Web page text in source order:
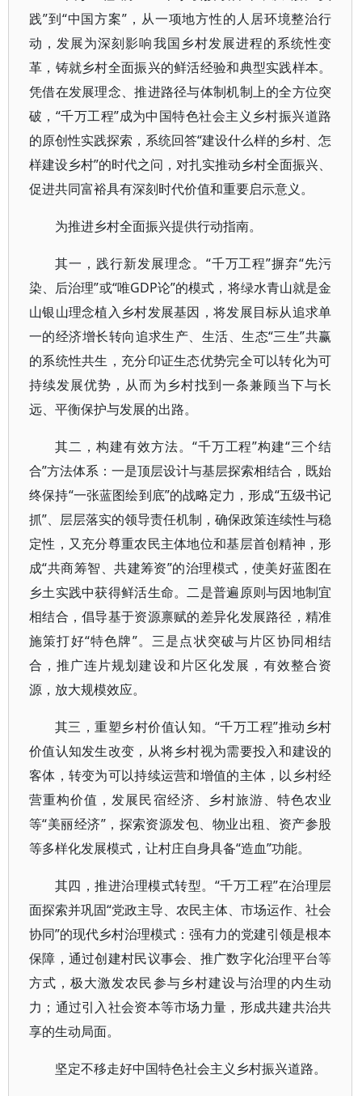
践”到“中国方案”，从一项地方性的人居环境整治行
动，发展为深刻影响我国乡村发展进程的系统性变
革，铸就乡村全面振兴的鲜活经验和典型实践样本。
凭借在发展理念、推进路径与体制机制上的全方位突
破，“千万工程”成为中国特色社会主义乡村振兴道路
的原创性实践探索，系统回答“建设什么样的乡村、怎
样建设乡村”的时代之问，对扎实推动乡村全面振兴、
促进共同富裕具有深刻时代价值和重要启示意义。
为推进乡村全面振兴提供行动指南。
其一，践行新发展理念。“千万工程”摒弃“先污
染、后治理”或“唯GDP论”的模式，将绿水青山就是金
山银山理念植入乡村发展基因，将发展目标从追求单
一的经济增长转向追求生产、生活、生态“三生”共赢
的系统性共生，充分印证生态优势完全可以转化为可
持续发展优势，从而为乡村找到一条兼顾当下与长
远、平衡保护与发展的出路。
其二，构建有效方法。“千万工程”构建“三个结
合”方法体系：一是顶层设计与基层探索相结合，既始
终保持“一张蓝图绘到底”的战略定力，形成“五级书记
抓”、层层落实的领导责任机制，确保政策连续性与稳
定性，又充分尊重农民主体地位和基层首创精神，形
成“共商筹智、共建筹资”的治理模式，使美好蓝图在
乡土实践中获得鲜活生命。二是普遍原则与因地制宜
相结合，倡导基于资源禀赋的差异化发展路径，精准
施策打好“特色牌”。三是点状突破与片区协同相结
合，推广连片规划建设和片区化发展，有效整合资
源，放大规模效应。
其三，重塑乡村价值认知。“千万工程”推动乡村
价值认知发生改变，从将乡村视为需要投入和建设的
客体，转变为可以持续运营和增值的主体，以乡村经
营重构价值，发展民宿经济、乡村旅游、特色农业
等“美丽经济”，探索资源发包、物业出租、资产参股
等多样化发展模式，让村庄自身具备“造血”功能。
其四，推进治理模式转型。“千万工程”在治理层
面探索并巩固“党政主导、农民主体、市场运作、社会
协同”的现代乡村治理模式：强有力的党建引领是根本
保障，通过创建村民议事会、推广数字化治理平台等
方式，极大激发农民参与乡村建设与治理的内生动
力；通过引入社会资本等市场力量，形成共建共治共
享的生动局面。
坚定不移走好中国特色社会主义乡村振兴道路。